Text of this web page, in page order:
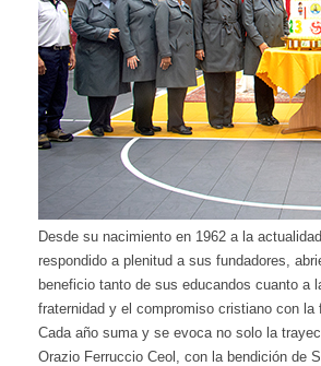
Desde su nacimiento en 1962 a la
respondido a plenitud a sus fundadores,
beneficio tanto de sus educandos cuanto a
fraternidad y el compromiso cristiano con la
Cada año suma y se evoca no solo la
Orazio Ferruccio Ceol, con la bendición de